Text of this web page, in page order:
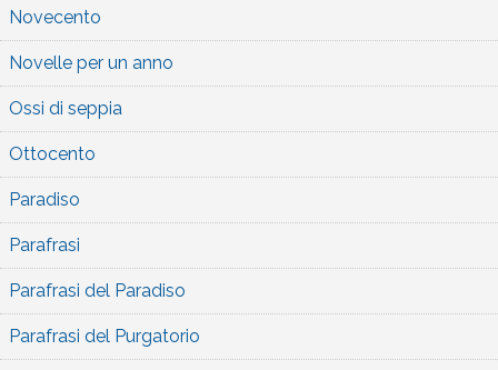
Novecento
Novelle per un anno
Ossi di seppia
Ottocento
Paradiso
Parafrasi
Parafrasi del Paradiso
Parafrasi del Purgatorio